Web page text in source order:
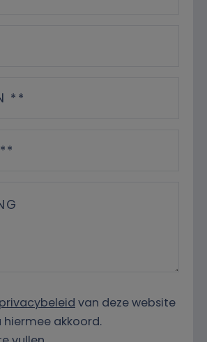
privacybeleid van deze website
hiermee akkoord.